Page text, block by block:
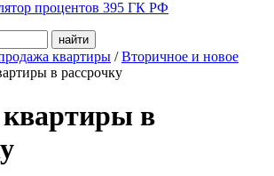
процентов 395 ГК РФ
квартиры / Вторичное и новое
в рассрочку
в